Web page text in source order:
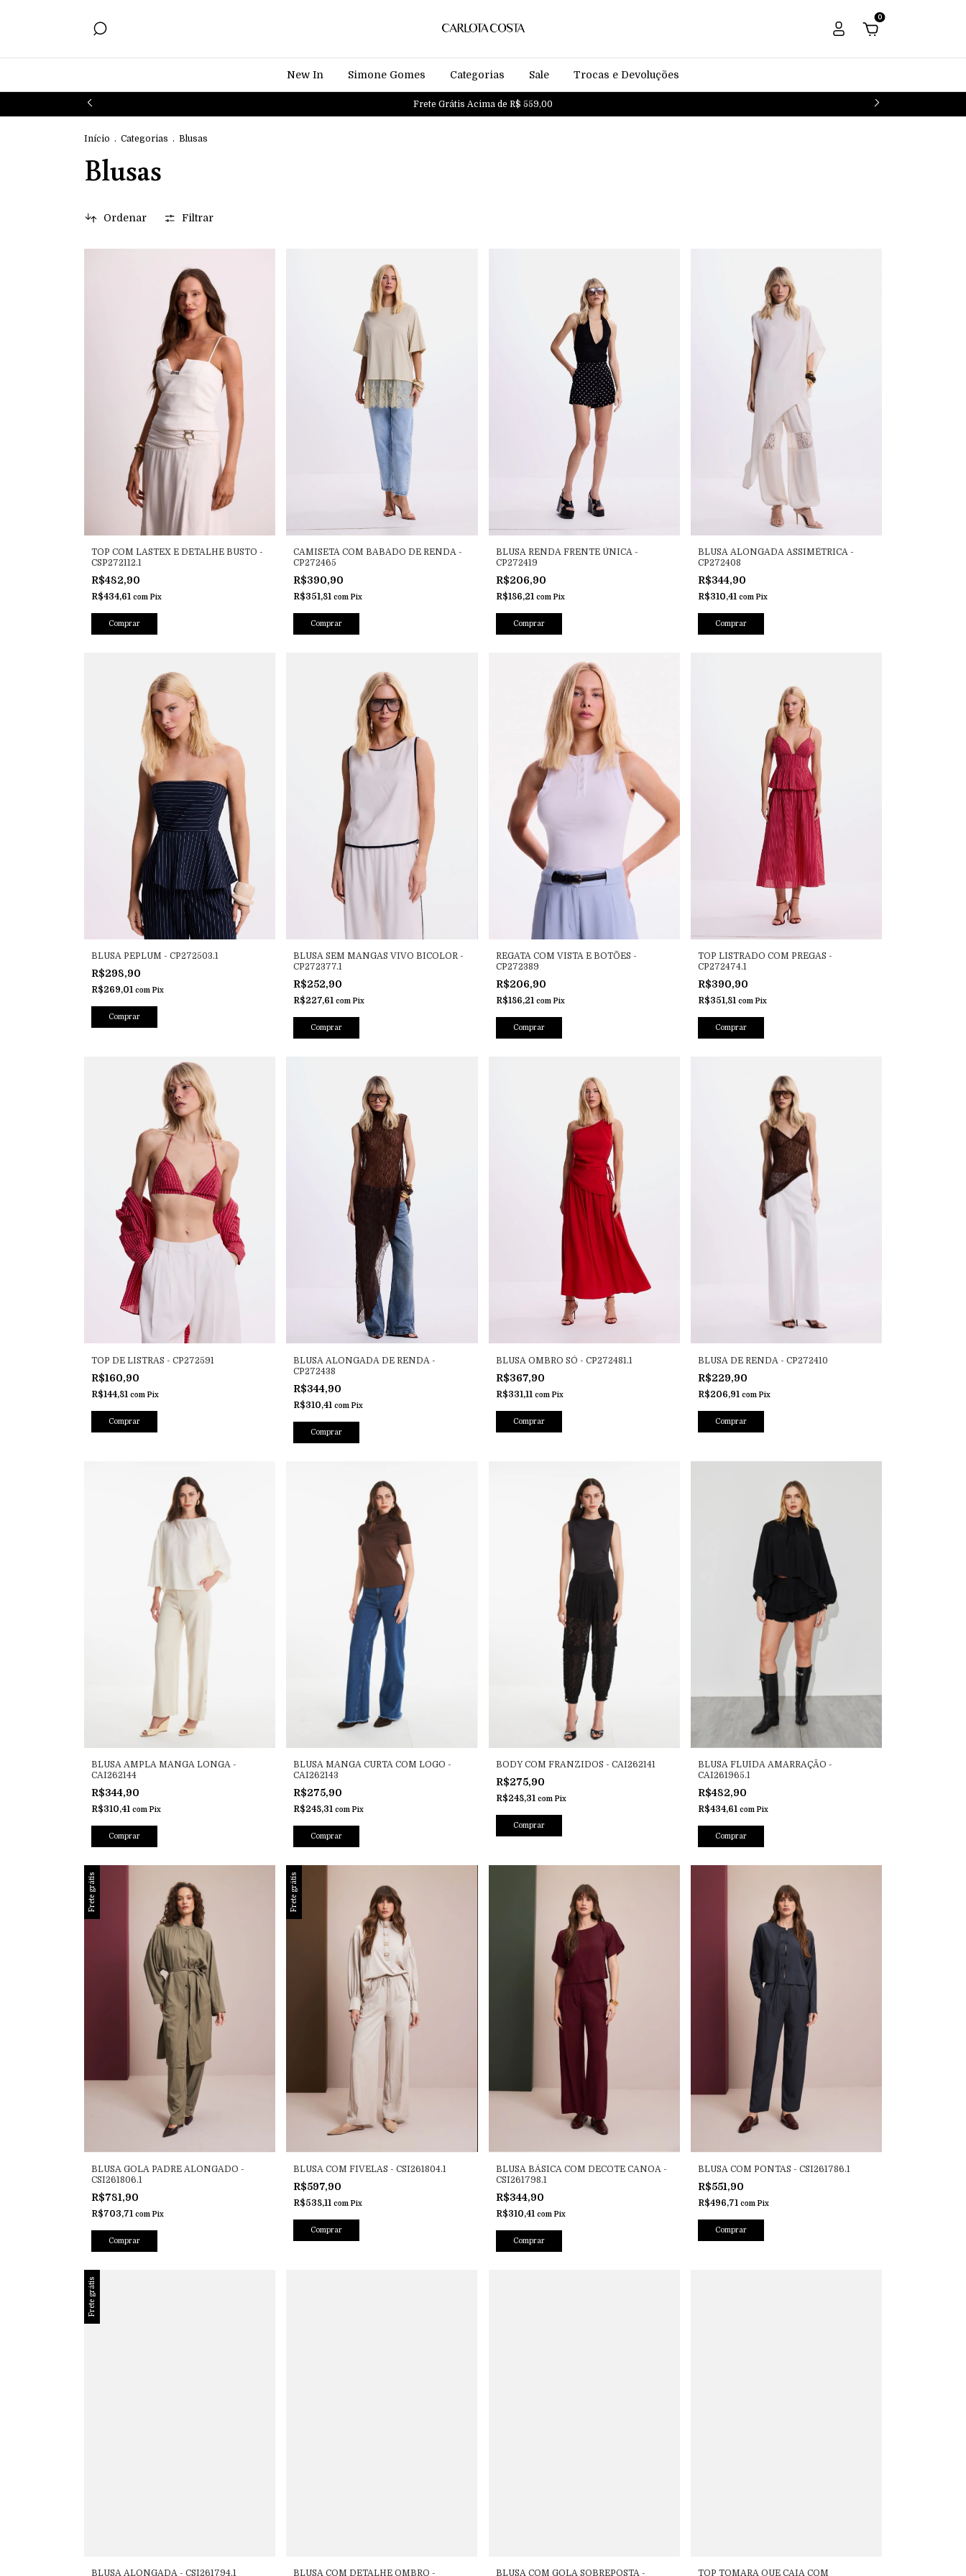
0
New In Simone Gomes Categorias Sale Trocas e Devoluções
Frete Grátis Acima de R$ 559,00
Início . Categorias . Blusas
Blusas
Ordenar Filtrar
TOP COM LASTEX E DETALHE BUSTO -
CSP272112.1
R$482,90
R$434,61 com Pix
Comprar
CAMISETA COM BABADO DE RENDA -
CP272465
R$390,90
R$351,81com Pix
Comprar
BLUSA RENDA FRENTE ÚNICA -
CP272419
R$206,90
R$186,21 com Pix
Comprar
BLUSA ALONGADA ASSIMÉTRICA -
CP272408
R$344,90
R$310,41 com Pix
Comprar
BLUSA PEPLUM - CP272503.1
R$298,90
R$269,01 com Pix
Comprar
BLUSA SEM MANGAS VIVO BICOLOR -
CP272377.1
R$252,90
R$227,61com Pix
Comprar
REGATA COM VISTA E BOTÕES -
CP272389
R$206,90
R$186,21 com Pix
Comprar
TOP LISTRADO COM PREGAS -
CP272474.1
R$390,90
R$351,81 com Pix
Comprar
TOP DE LISTRAS - CP272591
R$160,90
R$144,81 com Pix
Comprar
BLUSA ALONGADA DE RENDA -
CP272438
R$344,90
R$310,41com Pix
Comprar
BLUSA OMBRO SÓ - CP272481.1
R$367,90
R$331,11 com Pix
Comprar
BLUSA DE RENDA - CP272410
R$229,90
R$206,91 com Pix
Comprar
BLUSA AMPLA MANGA LONGA -
CAI262144
R$344,90
R$310,41 com Pix
Comprar
BLUSA MANGA CURTA COM LOGO -
CAI262143
R$275,90
R$248,31com Pix
Comprar
BODY COM FRANZIDOS - CAI262141
R$275,90
R$248,31 com Pix
Comprar
BLUSA FLUIDA AMARRAÇÃO -
CAI261965.1
R$482,90
R$434,61 com Pix
Comprar
Frete grátis
BLUSA GOLA PADRE ALONGADO -
CSI261806.1
R$781,90
R$703,71 com Pix
Comprar
Frete grátis
BLUSA COM FIVELAS - CSI261804.1
R$597,90
R$538,11com Pix
Comprar
BLUSA BÁSICA COM DECOTE CANOA -
CSI261798.1
R$344,90
R$310,41 com Pix
Comprar
BLUSA COM PONTAS - CSI261786.1
R$551,90
R$496,71 com Pix
Comprar
Frete grátis
BLUSA ALONGADA - CSI261794.1 BLUSA COM DETALHE OMBRO - BLUSA COM GOLA SOBREPOSTA - TOP TOMARA QUE CAIA COM